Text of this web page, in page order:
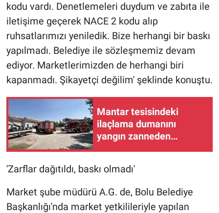
kodu vardı. Denetlemeleri duydum ve zabıta ile
iletişime geçerek NACE 2 kodu alıp
ruhsatlarımızı yeniledik. Bize herhangi bir baskı
yapılmadı. Belediye ile sözleşmemiz devam
ediyor. Marketlerimizden de herhangi biri
kapanmadı. Şikayetçi değilim' şeklinde konuştu.
Mantar tesisindeki
ilaçlama dumanını
yangın zanneden
'Zarflar dağıtıldı, baskı olmadı'
Market şube müdürü A.G. de, Bolu Belediye
Başkanlığı'nda market yetkilileriyle yapılan